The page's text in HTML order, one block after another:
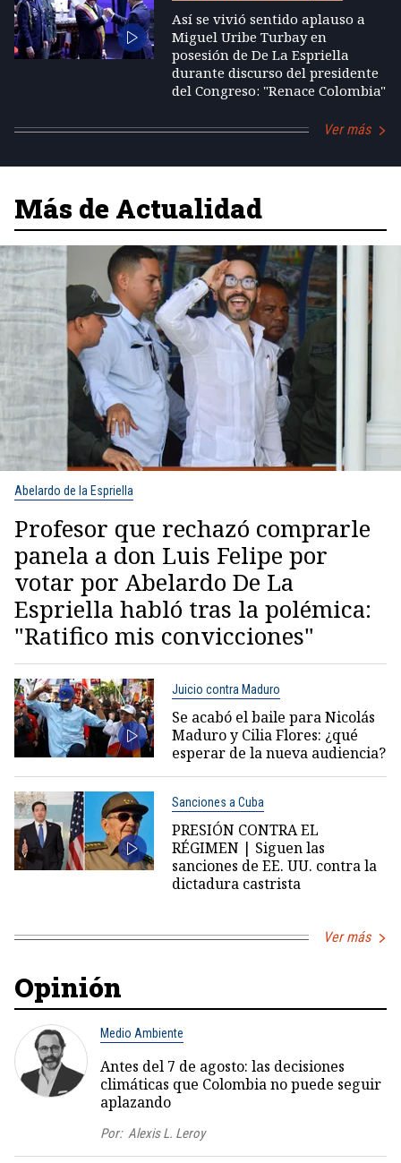
Así se vivió sentido aplauso a
Miguel Uribe Turbay en
posesión de De La Espriella
durante discurso del presidente
del Congreso: "Renace Colombia"
Ver más
Más de Actualidad
Abelardo de la Espriella
Profesor que rechazó comprarle
panela a don Luis Felipe por
votar por Abelardo De La
Espriella habló tras la polémica:
"Ratifico mis convicciones"
Juicio contra Maduro
Se acabó el baile para Nicolás
Maduro y Cilia Flores: ¿qué
esperar de la nueva audiencia?
Sanciones a Cuba
PRESIÓN CONTRA EL
RÉGIMEN | Siguen las
sanciones de EE. UU. contra la
dictadura castrista
Ver más
Opinión
Medio Ambiente
Antes del 7 de agosto: las decisiones
climáticas que Colombia no puede seguir
aplazando
Por: Alexis L. Leroy